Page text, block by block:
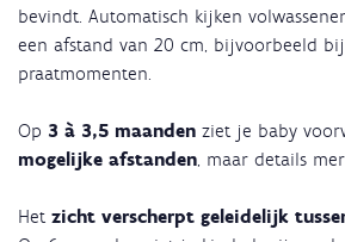
bevindt. Automatisch kijken
een afstand van 20 cm, bijvoorbeeld
praatmomenten.
Op 3 à 3,5 maanden ziet je baby
mogelijke afstanden , maar details
Het zicht verscherpt geleidelijk